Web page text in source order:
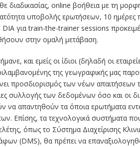
διαδικασίας, online βοήθεια με τη
υποβολής ερωτήσεων, 10 ημέρες
DIA για train-the-trainer sessions
στην ομαλή μετάβαση.
και εμείς οι ίδιοι (δηλαδή οι
της γεωγραφικής μας
προσδιορισμός των νέων
συλλογής των δεδομένων όσο και οι
να απαντηθούν τα όποια ερωτήματα
Επίσης, τα τεχνολογικά συστήματα
όπως το Σύστημα Διαχείρισης
(DMS), θα πρέπει να